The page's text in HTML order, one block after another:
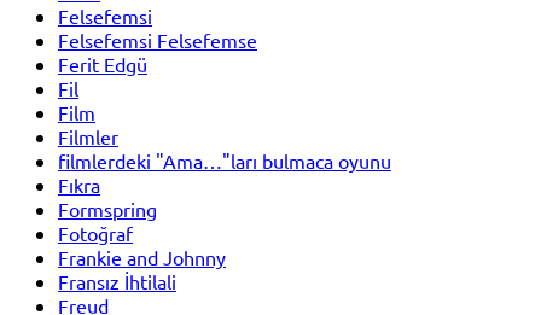
Felsefemsi
Felsefemsi Felsefemse
Ferit Edgü
Fil
Film
Filmler
filmlerdeki "Ama…"ları bulmaca oyunu
Fıkra
Formspring
Fotoğraf
Frankie and Johnny
Fransız İhtilali
Freud